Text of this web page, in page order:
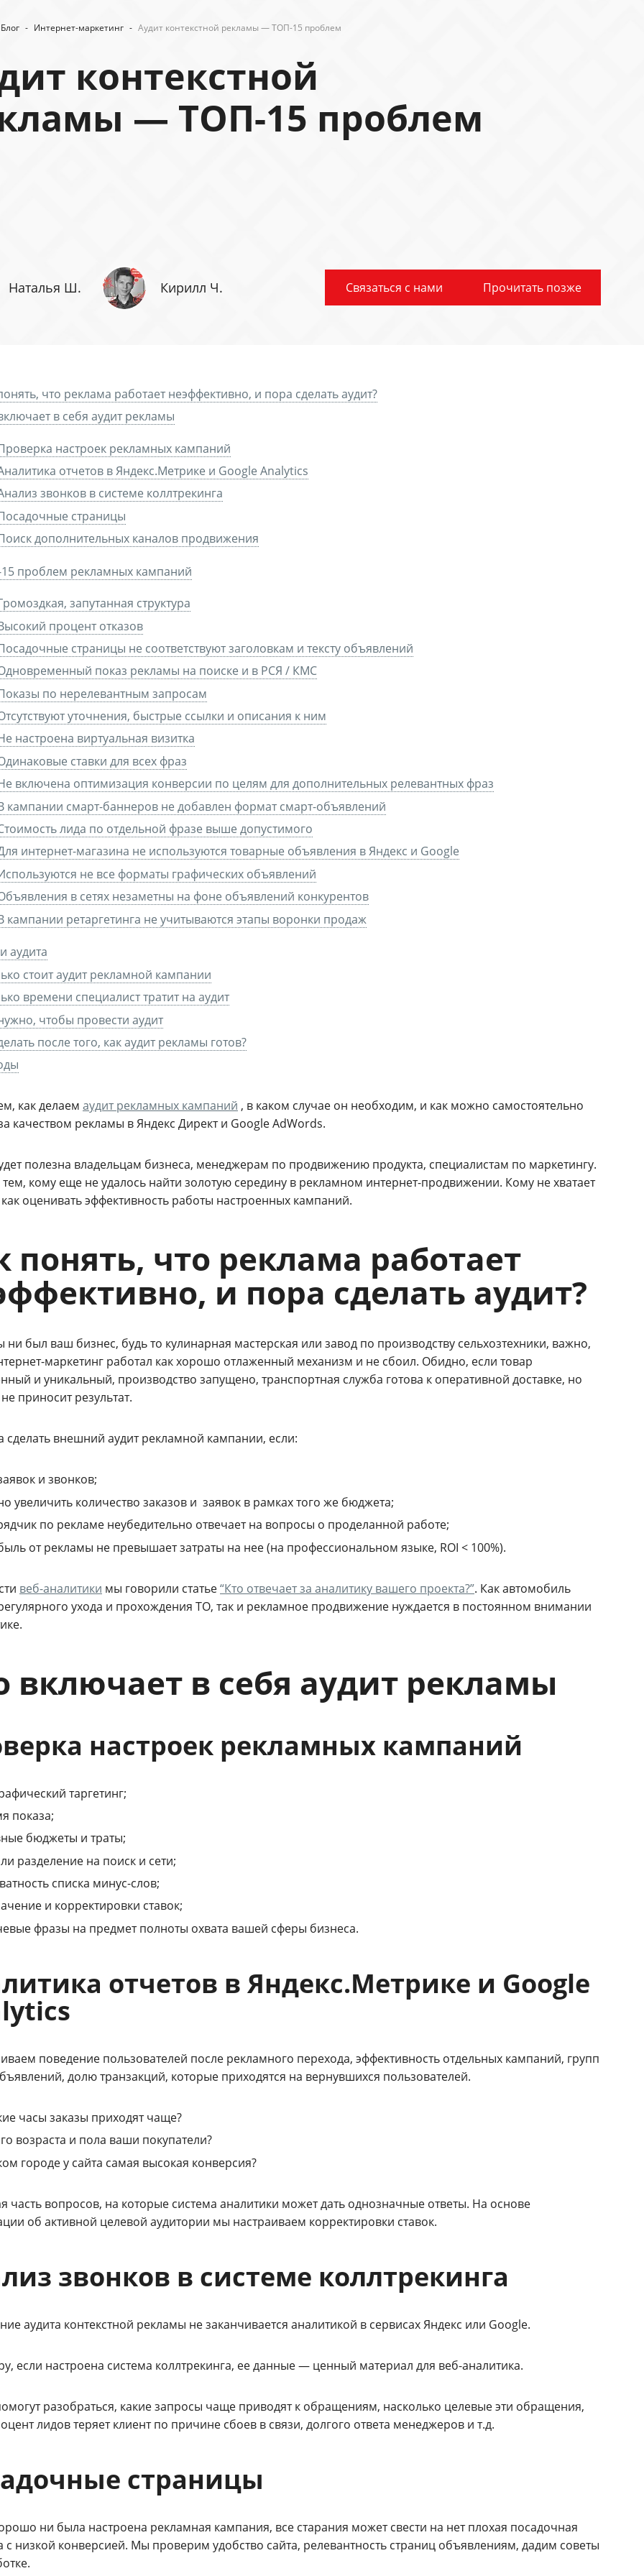
Блог - Интернет-маркетинг - Аудит контекстной рекламы — ТОП-15 проблем
контекстной
— ТОП-15 проблем
Наталья Ш. Кирилл Ч. Связаться с нами Прочитать позже
что реклама работает неэффективно, и пора сделать аудит?
в себя аудит рекламы
настроек рекламных кампаний
отчетов в Яндекс.Метрике и Google Analytics
звонков в системе коллтрекинга
страницы
дополнительных каналов продвижения
проблем рекламных кампаний
запутанная структура
процент отказов
страницы не соответствуют заголовкам и тексту объявлений
показ рекламы на поиске и в РСЯ / КМС
по нерелевантным запросам
уточнения, быстрые ссылки и описания к ним
настроена виртуальная визитка
ставки для всех фраз
включена оптимизация конверсии по целям для дополнительных релевантных фраз
кампании смарт-баннеров не добавлен формат смарт-объявлений
лида по отдельной фразе выше допустимого
интернет-магазина не используются товарные объявления в Яндекс и Google
не все форматы графических объявлений
в сетях незаметны на фоне объявлений конкурентов
кампании ретаргетинга не учитываются этапы воронки продаж
аудита
стоит аудит рекламной кампании
времени специалист тратит на аудит
чтобы провести аудит
после того, как аудит рекламы готов?
как делаем аудит рекламных кампаний , в каком случае он необходим, и как можно самостоятельно
качеством рекламы в Яндекс Директ и Google AdWords.
полезна владельцам бизнеса, менеджерам по продвижению продукта, специалистам по маркетингу.
тем, кому еще не удалось найти золотую середину в рекламном интернет-продвижении. Кому не хватает
оценивать эффективность работы настроенных кампаний.
понять, что реклама работает
и пора сделать аудит?
ни был ваш бизнес, будь то кулинарная мастерская или завод по производству сельхозтехники, важно,
маркетинг работал как хорошо отлаженный механизм и не сбоил. Обидно, если товар
и уникальный, производство запущено, транспортная служба готова к оперативной доставке, но
приносит результат.
сделать внешний аудит рекламной кампании, если:
и звонков;
увеличить количество заказов и заявок в рамках того же бюджета;
по рекламе неубедительно отвечает на вопросы о проделанной работе;
от рекламы не превышает затраты на нее (на профессиональном языке, ROI < 100%).
веб-аналитики мы говорили статье“Кто отвечает за аналитику вашего проекта?”. Как автомобиль
ухода и прохождения ТО, так и рекламное продвижение нуждается в постоянном внимании
включает в себя аудит рекламы
настроек рекламных кампаний
таргетинг;
показа;
бюджеты и траты;
разделение на поиск и сети;
списка минус-слов;
и корректировки ставок;
фразы на предмет полноты охвата вашей сферы бизнеса.
отчетов в Яндекс.Метрике и Google
поведение пользователей после рекламного перехода, эффективность отдельных кампаний, групп
долю транзакций, которые приходятся на вернувшихся пользователей.
часы заказы приходят чаще?
возраста и пола ваши покупатели?
городе у сайта самая высокая конверсия?
часть вопросов, на которые система аналитики может дать однозначные ответы. На основе
об активной целевой аудитории мы настраиваем корректировки ставок.
звонков в системе коллтрекинга
аудита контекстной рекламы не заканчивается аналитикой в сервисах Яндекс или Google.
если настроена система коллтрекинга, ее данные — ценный материал для веб-аналитика.
разобраться, какие запросы чаще приводят к обращениям, насколько целевые эти обращения,
лидов теряет клиент по причине сбоев в связи, долгого ответа менеджеров и т.д.
страницы
ни была настроена рекламная кампания, все старания может свести на нет плохая посадочная
с низкой конверсией. Мы проверим удобство сайта, релевантность страниц объявлениям, дадим советы